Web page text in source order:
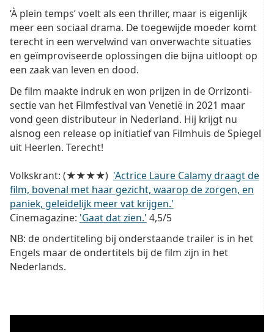
‘À plein temps’ voelt als een thriller, maar is eigenlijk
meer een sociaal drama. De toegewijde moeder komt
terecht in een wervelwind van onverwachte situaties
en geïmproviseerde oplossingen die bijna uitloopt op
een zaak van leven en dood.
De film maakte indruk en won prijzen in de Orrizonti-
sectie van het Filmfestival van Venetië in 2021 maar
vond geen distributeur in Nederland. Hij krijgt nu
alsnog een release op initiatief van Filmhuis de Spiegel
uit Heerlen. Terecht!
Volkskrant: (★★★★) 'Actrice Laure Calamy draagt de
film, bovenal met haar gezicht, waarop de zorgen, en
paniek, geleidelijk meer vat krijgen.'
Cinemagazine: 'Gaat dat zien.' 4,5/5
NB: de ondertiteling bij onderstaande trailer is in het
Engels maar de ondertitels bij de film zijn in het
Nederlands.